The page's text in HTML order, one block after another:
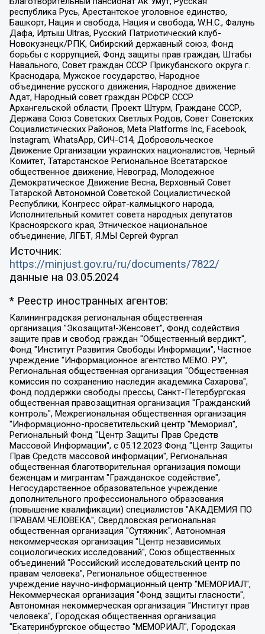
республика Русь, Арестантское уголовное единство,
Башкорт, Нация и свобода, Нация и свобода, W.H.С., Фалунь
Дафа, Иртыш Ultras, Русский Патриотический клуб-
Новокузнецк/РПК, Сибирский державный союз, Фонд
борьбы с коррупцией, Фонд защиты прав граждан, Штабы
Навального, Совет граждан СССР Прикубанского округа г.
Краснодара, Мужское государство, Народное
объединение русского движения, Народное движение
Адат, Народный совет граждан РСФСР СССР
Архангельской области, Проект Штурм, Граждане СССР,
Держава Союз Советских Светлых Родов, Совет Советских
Социалистических Районов, Meta Platforms Inc, Facebook,
Instagram, WhatsApp, СИЧ-С14, Добровольческое
Движение Организации украинских националистов, Черный
Комитет, Татарстанское Региональное Всетатарское
общественное движение, Невоград, Молодежное
Демократическое Движение Весна, Верховный Совет
Татарской Автономной Советской Социалистической
Республики, Конгресс ойрат-калмыцкого народа,
Исполнительный комитет совета народных депутатов
Красноярского края, Этническое национальное
объединение, ЛГБТ, Я.МЫ Сергей Фургал
Источник:
https://minjust.gov.ru/ru/documents/7822/
данные на 03.05.2024
* Реестр иностранных агентов:
Калининградская региональная общественная организация "Экозащита!-Женсовет", Фонд содействия защите прав и свобод граждан "Общественный вердикт", Фонд "Институт Развития Свободы Информации", Частное учреждение "Информационное агентство МЕМО. РУ", Региональная общественная организация "Общественная комиссия по сохранению наследия академика Сахарова", Фонд поддержки свободы прессы, Санкт-Петербургская общественная правозащитная организация "Гражданский контроль", Межрегиональная общественная организация "Информационно-просветительский центр "Мемориал", Региональный Фонд "Центр Защиты Прав Средств Массовой Информации", с 05.12.2023 Фонд "Центр Защиты Прав Средств массовой информации", Региональная общественная благотворительная организация помощи беженцам и мигрантам "Гражданское содействие", Негосударственное образовательное учреждение дополнительного профессионального образования (повышение квалификации) специалистов "АКАДЕМИЯ ПО ПРАВАМ ЧЕЛОВЕКА", Свердловская региональная общественная организация "Сутяжник", Автономная некоммерческая организация "Центр независимых социологических исследований", Союз общественных объединений "Российский исследовательский центр по правам человека", Региональное общественное учреждение научно-информационный центр "МЕМОРИАЛ", Некоммерческая организация "Фонд защиты гласности", Автономная некоммерческая организация "Институт прав человека", Городская общественная организация "Екатеринбургское общество "МЕМОРИАЛ", Городская общественная организация "Рязанское историко-просветительское и правозащитное общество "Мемориал" (Рязанский Мемориал), Челябинский региональный орган общественной самодеятельности – женское общественное объединение "Женщины Евразии", Челябинский региональный орган общественной самодеятельности "Уральская правозащитная группа", Фонд содействия защите здоровья и социальной справедливости имени Андрея Рылькова, Автономная Некоммерческая Организация "Аналитический Центр Юрия Левады", Автономная некоммерческая организация социальной поддержки населения "Проект Апрель", Региональная общественная организация помощи женщинам и детям, находящимся в кризисной ситуации "Информационно-методический центр "Анна", Фонд содействия развитию массовых коммуникаций и правовому просвещению "Так-так-Так", Фонд содействия устойчивому развитию "Серебряная тайга", Свердловский региональный общественный фонд социальных проектов "Новое время", "Idel.Реалии", Кавказ.Реалии, Крым.Реалии, Телеканал Настоящее Время, Татаро-башкирская служба Радио Свобода (Azatliq Radiosi), Радио Свободная Европа/Радио Свобода (PCE/PC), "Сибирь.Реалии", "Фактограф", Благотворительный фонд помощи осужденным и их семьям, Автономная некоммерческая организация "Институт глобализации и социальных движений", Фонд "В защиту прав заключенных", Частное учреждение "Центр поддержки и содействия развитию средств массовой информации", Пензенский региональный общественный благотворительный фонд "Гражданский союз", "Север.Реалии", Некоммерческая организация Фонд "Правовая инициатива", Общество с ограниченной ответственностью "Радио Свободная Европа/Радио Свобода", Чешское информационное агентство "MEDIUM-ORIENT", Красноярская региональная общественная организация "Мы против СПИДа", Камалягин Денис Николаевич, Маркелов Сергей Евгеньевич, Пономарев Лев Александрович, Савицкая Людмила Алексеевна, Автономная некоммерческая организация "Центр по работе с проблемой насилия "НАСИЛИЮ.НЕТ", Межрегиональный профессиональный союз работников здравоохранения "Альянс врачей", Юридическое лицо, зарегистрированное в Латвийской Республике, SIA "Medusa Project" (регистрационный номер 40103797863, дата регистрации 10.06.2014), Некоммерческая организация "Фонд по борьбе с коррупцией", Автономная некоммерческая организация "Институт права и публичной политики", Баданин Роман Сергеевич, Гликин Максим Александрович, Железнова Мария Михайловна, Лукьянова Юлия Сергеевна, Маетная Елизавета Витальевна, Маняхин Петр Борисович, Чуракова Ольга Владимировна, Ярош Юлия Петровна, Юридическое лицо "The Insider SIA", зарегистрированное в Риге, Латвийская Республика (дата регистрации 26.06.2015), являющееся администратором доменного имени интернет-издания "The Insider SIA", https://theins.ru, Постернак Алексей Евгеньевич, Рубин Михаил Аркадьевич, Анин Роман Александрович, Юридическое лицо Istories fonds, зарегистрированное в Латвийской Республике (регистрационный номер 50008295751, дата регистрации 24.02.2020), Великовский Дмитрий Александрович, Долинина Ирина Николаевна, Мароховская Алеся Алексеевна, Шлейнов Роман Юрьевич, Шмагун Олеся Валентиновна, Общество с ограниченной ответственностью "Альтаир 2021", Общество с ограниченной ответственностью "Вега 2021", Общество с ограниченной ответственностью "Главный редактор 2021", Общество с ограниченной ответственностью "Ромашки монолит", Важенков Артем Валерьевич, Ивановская областная общественная организация "Центр гендерных исследований", Гурман Юрий Альбертович, Медиапроект "ОВД-Инфо", Егоров Владимир Владимирович, Жилинский Владимир Александрович, Общество с ограниченной ответственностью "ЗП", Иванова София Юрьевна, Карезина Инна Павловна, Кильтау Екатерина Викторовна, Петров Алексей Викторович, Пискунов Сергей Евгеньевич, Смирнов Сергей Сергеевич, Тихонов Михаил Сергеевич, Общество с ограниченной ответственностью "ЖУРНАЛИСТ-ИНОСТРАННЫЙ АГЕНТ", Арапова Галина Юрьевна, Вольтская Татьяна Анатольевна, Американская компания "Mason G.E.S. Anonymous Foundation" (США), являющаяся владельцем интернет-издания https://mnews.world/, Компания "Stichting Bellingcat", зарегистрированная в Нидерландах (дата регистрации 11.07.2018), Захаров Андрей Вячеславович, Клепиковская Екатерина Дмитриевна, Общество с ограниченной ответственностью "МЕМО", Перл Роман Александрович, Симонов Евгений Алексеевич, Соловьева Елена Анатольевна, Сотников Даниил Владимирович, Сурначева Елизавета Дмитриевна, Автономная некоммерческая организация по защите прав человека и информированию населения "Якутия – Наше Мнение", Общество с ограниченной ответственностью "Москоу диджитал медиа", с 26.01.2023 Общество с ограниченной ответственностью "Чайка Белые сады", Ветошкина Валерия Валерьевна, Заговора Максим Александрович, Межрегиональное общественное движение "Российская ЛГБТ - сеть", Оленичев Максим Владимирович, Павлов Иван Юрьевич, Скворцова Елена Сергеевна, Общество с ограниченной ответственностью "Как бы инагент", Кочетков Игорь Викторович, Общество с ограниченной ответственностью "Честные выборы", Еланчик Олег Александрович, Общество с ограниченной ответственностью "Нобелевский призыв", Гималова Регина Эмилевна, Григорьев Андрей Валерьевич, Григорьева Алина Александровна, Ассоциация по содействию защите прав призывников, альтернативнослужащих и военнослужащих "Правозащитная группа "Гражданин.Армия.Право", Хисамова Регина Фаритовна, Автономная некоммерческая организация по реализации социально-правовых программ "Лилит", Дальневосточное общественное движение "Маяк", Санкт-Петербургская ЛГБТ-инициативная группа "Выход", Инициативная группа ЛГБТ+ "Реверс", Алексеев Андрей Викторович, Бекбулатова Таисия Львовна, Беляев Иван Михайлович, Владыкина Елена Сергеевна, Гельман Марат Александрович, Никульшина Вероника Юрьевна, Толоконникова Надежда Андреевна, Шендерович Виктор Анатольевич, Общество с ограниченной ответственностью "Данное сообщение", Общество с ограниченной ответственностью Издательский дом "Новая глава", Айнбиндер Александра Александровна, Московский комьюнити-центр для ЛГБТ+инициатив, Благотворительный фонд развития филантропии, Deutsche Welle (Германия, Kurt-Schumacher-Strasse 3, 53113 Bonn), Борзунова Мария Михайловна, Воробьев Виктор Викторович, Голубева Анна Львовна, Константинова Алла Михайловна, Малкова Ирина Владимировна, Мурадов Мурад Абдулгалимович, Осетинская Елизавета Николаевна, Понасенков Евгений Николаевич, Ганапольский Матвей Юрьевич, Киселев Евгений Алексеевич, Борухович Ирина Григорьевна, Дремин Иван Тимофеевич, Дубровский Дмитрий Викторович, Красноярская региональная общественная организация поддержки и развития альтернативных образовательных технологий и межкультурных коммуникаций "ИНТЕРРА", Маяковская Екатерина Алексеевна, Фейгин Марк Захарович, Филимонов Андрей Викторович, Дзугкоева Регина Николаевна, Доброхотов Роман Александрович, Дудь Юрий Александрович, Елкин Сергей Владимирович, Кругликов Кирилл Игоревич, Сабунаева Мария Леонидовна, Семенов Алексей Владимирович, Шаинян Карен Багратович, Шульман Екатерина Михайловна, Асафьев Артур Валерьевич, Вахштайн Виктор Семенович, Венедиктов Алексей Алексеевич, Лушникова Екатерина Евгеньевна, Волков Леонид Михайлович, Невзоров Александр Глебович, Пархоменко Сергей Борисович, Сироткин Ярослав Николаевич, Кара-Мурза Владимир Владимирович, Баранова Наталья Владимировна, Гозман Леонид Яковлевич, Кагарлицкий Борис Юльевич, Климарев Михаил Валерьевич, Милов Владимир Станиславович, Автономная некоммерческая организация Краснодарский центр современного искусства "Типография", Моргенштерн Алишер Тагирович, Соболь Любовь Эдуардовна, Общество с ограниченной ответственностью "ЛИЗА НОРМ", Каспаров Гарри Кимович, Ходорковский Михаил Борисович, Общество с ограниченной ответственностью "Апрельские тезисы", Данилович Ирина Брониславовна, Кашин Олег Владимирович, Петров Николай Владимирович, Пивоваров Алексей Владимирович, Соколов Михаил Владимирович, Цветкова Юлия Владимировна, Чичваркин Евгений Александрович, Комитет против пыток/Команда против пыток, Общество с ограниченной ответственностью "Первый научный", Общество с ограниченной ответственностью "Вертолет и ко", Белоцерковская Вероника Борисовна, Кац Максим Евгеньевич, Лазарева Татьяна Юрьевна, Шаведдинов Руслан Табризович, Яшин Илья Валерьевич, Общество с ограниченной ответственностью "Иноагент ААВ", Алешковский Дмитрий Петрович, Альбац Евгения Марковна, Быков Дмитрий Львович, Галямина Юлия Евгеньевна, Лойко Сергей Леонидович, Мартынов Кирилл Константинович, Медведев Сергей Александрович, Крашенинников Федор Геннадиевич, Гордеева Катерина Вл